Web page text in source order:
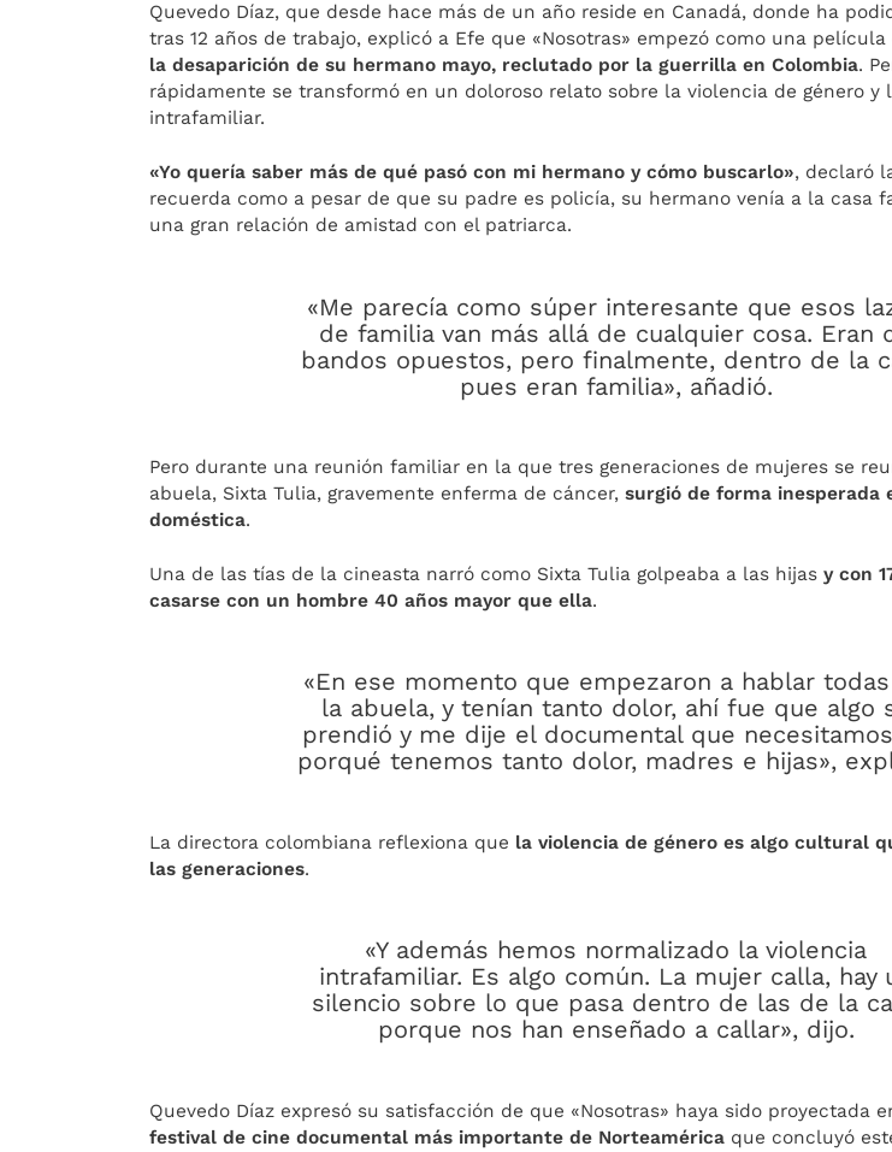
Quevedo Díaz, que desde hace más de un año reside en Canadá, donde ha
tras 12 años de trabajo, explicó a Efe que «Nosotras» empezó como una película
la desaparición de su hermano mayo, reclutado por la guerrilla en Colombia.
rápidamente se transformó en un doloroso relato sobre la violencia de género y
intrafamiliar.
«Yo quería saber más de qué pasó con mi hermano y cómo buscarlo», declaró
recuerda como a pesar de que su padre es policía, su hermano venía a la casa
una gran relación de amistad con el patriarca.
«Me parecía como súper interesante que esos
de familia van más allá de cualquier cosa. Eran
bandos opuestos, pero finalmente, dentro de la
pues eran familia», añadió.
Pero durante una reunión familiar en la que tres generaciones de mujeres se
abuela, Sixta Tulia, gravemente enferma de cáncer,surgió de forma inesperada
doméstica.
Una de las tías de la cineasta narró como Sixta Tulia golpeaba a las hijasy con
casarse con un hombre 40 años mayor que ella.
«En ese momento que empezaron a hablar
la abuela, y tenían tanto dolor, ahí fue que algo
prendió y me dije el documental que
porqué tenemos tanto dolor, madres e hijas»,
La directora colombiana reflexiona que la violencia de género es algo cultural
las generaciones.
«Y además hemos normalizado la violencia
intrafamiliar. Es algo común. La mujer calla, hay
silencio sobre lo que pasa dentro de las de la
porque nos han enseñado a callar», dijo.
Quevedo Díaz expresó su satisfacción de que «Nosotras» haya sido proyectada
festival de cine documental más importante de Norteamérica que concluyó